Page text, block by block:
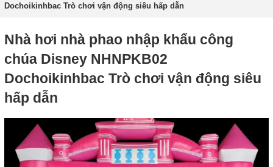
Dochoikinhbac Trò chơi vận động siêu hấp dẫn
Nhà hơi nhà phao nhập khẩu công
chúa Disney NHNPKB02
Dochoikinhbac Trò chơi vận động siêu
hấp dẫn